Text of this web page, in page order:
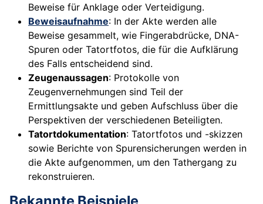
Beweise für Anklage oder Verteidigung.
Beweisaufnahme: In der Akte werden alle
Beweise gesammelt, wie Fingerabdrücke, DNA-
Spuren oder Tatortfotos, die für die Aufklärung
des Falls entscheidend sind.
Zeugenaussagen: Protokolle von
Zeugenvernehmungen sind Teil der
Ermittlungsakte und geben Aufschluss über die
Perspektiven der verschiedenen Beteiligten.
Tatortdokumentation: Tatortfotos und -skizzen
sowie Berichte von Spurensicherungen werden in
die Akte aufgenommen, um den Tathergang zu
rekonstruieren.